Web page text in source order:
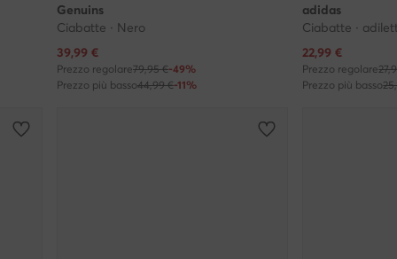
Genuins
Ciabatte · Nero
Prezzo attuale
39,99 €
Prezzo regolare79,95 €-49%
Prezzo più basso44,99 €-11%
adidas
Prezzo attuale
22,99 €
Prezzo regolare
Prezzo più basso